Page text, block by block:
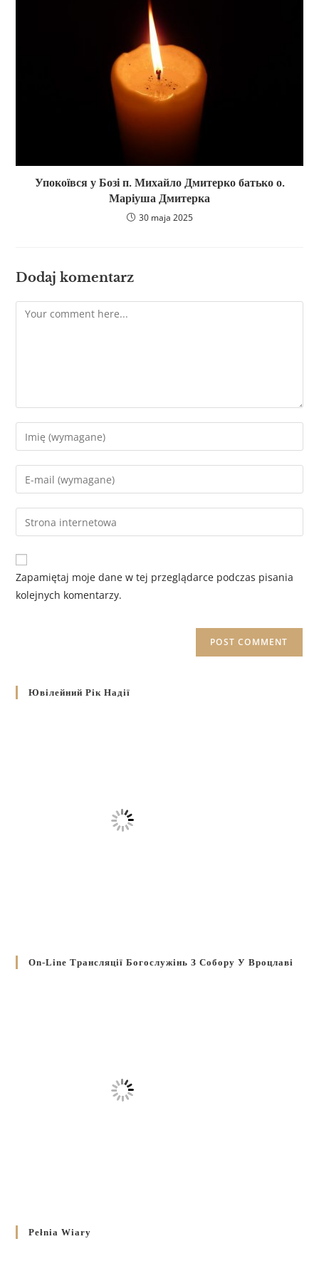
Упокоївся у Бозі п. Михайло Дмитерко батько о.
Маріуша Дмитерка
30 maja 2025
Dodaj komentarz
Zapamiętaj moje dane w tej przeglądarce podczas pisania
kolejnych komentarzy.
Ювілейний Рік Надії
On-Line Трансляції Богослужінь З Собору У Вроцлаві
Pełnia Wiary